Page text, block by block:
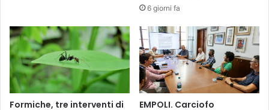
r
d
ì
8
l
u
a
l
1
5
0
9
6 giorni fa
Formiche, tre interventi di EMPOLI. Carciofo